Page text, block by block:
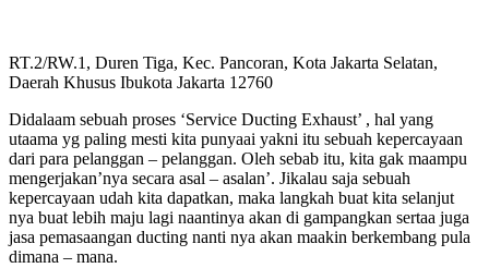
RT.2/RW.1, Duren Tiga, Kec. Pancoran, Kota Jakarta Selatan,
Daerah Khusus Ibukota Jakarta 12760
Didalaam sebuah proses ‘Service Ducting Exhaust’ , hal yang
utaama yg paling mesti kita punyaai yakni itu sebuah kepercayaan
dari para pelanggan – pelanggan. Oleh sebab itu, kita gak maampu
mengerjakan’nya secara asal – asalan’. Jikalau saja sebuah
kepercayaan udah kita dapatkan, maka langkah buat kita selanjut
nya buat lebih maju lagi naantinya akan di gampangkan sertaa juga
jasa pemasaangan ducting nanti nya akan maakin berkembang pula
dimana – mana.